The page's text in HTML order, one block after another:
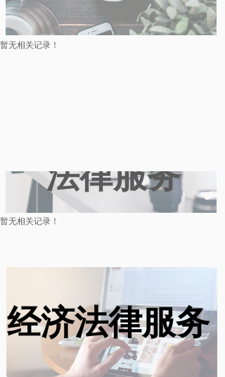
暂无相关记录！
暂无相关记录！
法律服务
经济法律服务